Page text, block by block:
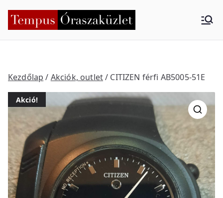
Tempus
küzlet
Kezdőlap / Akciók, outlet/ CITIZEN férfi AB5005-51E
Akció!